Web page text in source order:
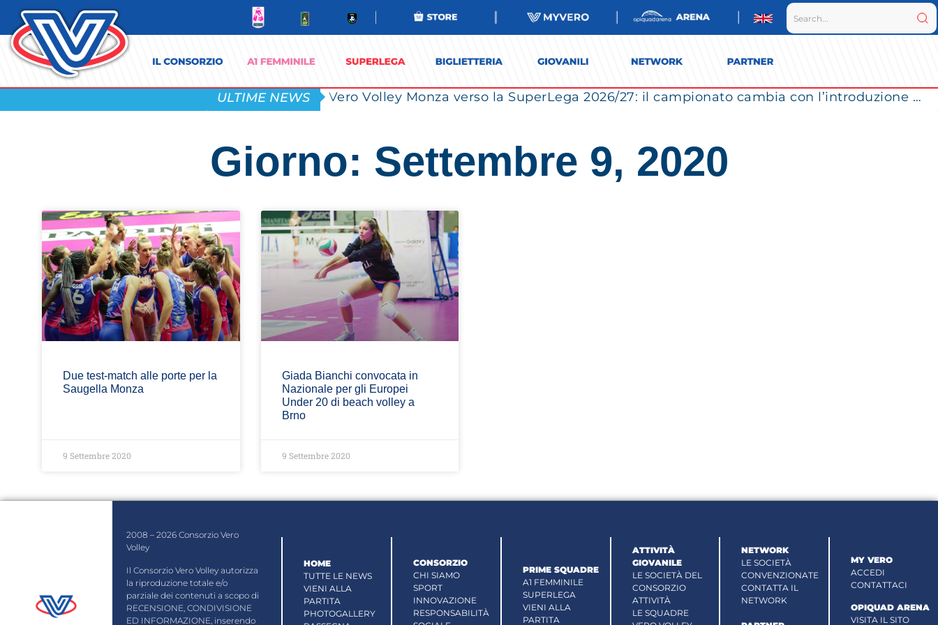
ULTIME NEWS Vero Volley Monza verso la SuperLega 2026/27: il campionato cambia con l’introduzione dei Play Out
Giorno: Settembre 9, 2020
Due test-match alle porte per la
Saugella Monza
9 Settembre 2020
Giada Bianchi convocata in
Nazionale per gli Europei
Under 20 di beach volley a
Brno
9 Settembre 2020
2008 – 2026 Consorzio Vero
Volley
Il Consorzio Vero Volley autorizza
la riproduzione totale e/o
parziale dei contenuti a scopo di
RECENSIONE, CONDIVISIONE
ED INFORMAZIONE, inserendo
HOME
TUTTE LE NEWS
VIENI ALLA
PARTITA
PHOTOGALLERY
CONSORZIO
CHI SIAMO
SPORT
INNOVAZIONE
RESPONSABILITÀ
PRIME SQUADRE
A1 FEMMINILE
SUPERLEGA
VIENI ALLA
PARTITA
ATTIVITÀ
GIOVANILE
LE SOCIETÀ DEL
CONSORZIO
ATTIVITÀ
LE SQUADRE
NETWORK
LE SOCIETÀ
CONVENZIONATE
CONTATTA IL
NETWORK
MY VERO
ACCEDI
CONTATTACI
OPIQUAD ARENA
VISITA IL SITO